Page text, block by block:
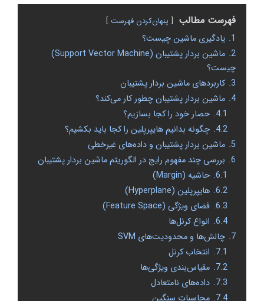
فهرست مطالب پنهان‌کردن فهرست
1. یادگیری ماشین چیست؟‌
2.
ماشین بردار پشتیبان (Support Vector Machine)
چیست؟
3. کاربردهای ماشین بردار پشتیبان
4. ماشین بردار پشتیبان چطور کار می‌کند؟
4.1. حصار خود را کجا بسازیم؟
4.2. چگونه بدانیم هایپرپلین را کجا باید بکشیم؟
5. ماشین بردار پشتیبان و داده‌های غیرخطی
6. بررسی چند مفهوم رایج در الگوریتم ماشین بردار پشتیبان
6.1. حاشیه (Margin)
6.2. هایپرپلین (Hyperplane)
6.3. فضای ویژگی (Feature Space)
6.4. انواع کرنل‌ها
7. چالش‌ها و محدودیت‌های SVM
7.1. انتخاب کرنل
7.2. مقیاس‌بندی ویژگی‌ها
7.3. داده‌های نامتعادل
7.4. محاسبات سنگین